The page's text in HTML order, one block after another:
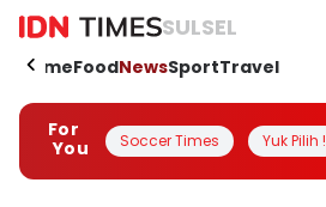
SULSEL
HomeFoodNewsSportTravel
For
You
Soccer Times Yuk Pilih !